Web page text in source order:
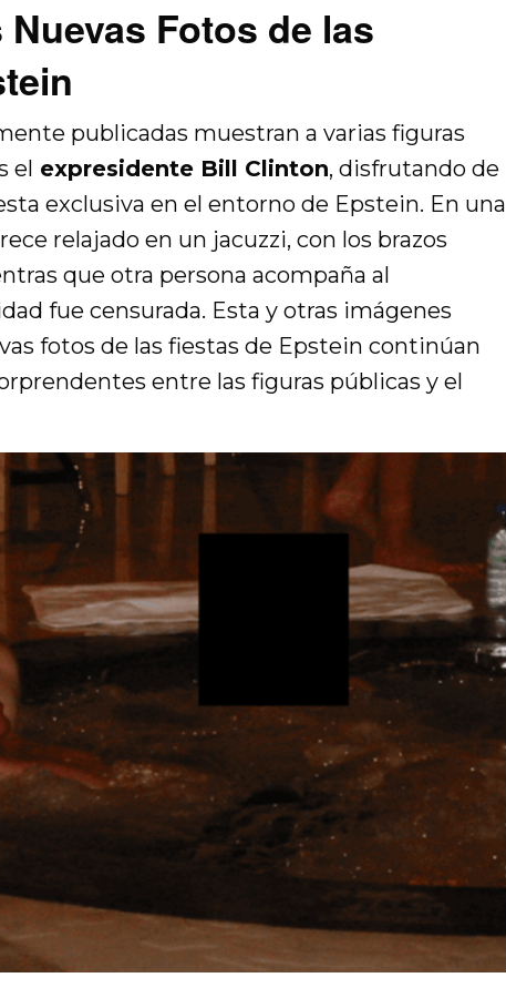
Fotos de las
publicadas muestran a varias figuras
el expresidente Bill Clinton, disfrutando de
exclusiva en el entorno de Epstein. En una
relajado en un jacuzzi, con los brazos
que otra persona acompaña al
fue censurada. Esta y otras imágenes
fotos de las fiestas de Epstein continúan
entre las figuras públicas y el